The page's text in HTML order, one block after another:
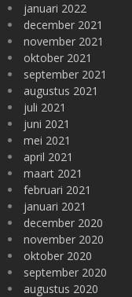
januari 2022
december 2021
november 2021
oktober 2021
september 2021
augustus 2021
juli 2021
juni 2021
mei 2021
april 2021
maart 2021
februari 2021
januari 2021
december 2020
november 2020
oktober 2020
september 2020
augustus 2020